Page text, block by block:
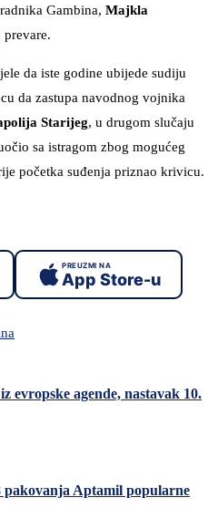
Gambina, Majkla
prevare.
da iste godine ubijede sudiju
da zastupa navodnog vojnika
Starijeg, u drugom slučaju
sa istragom zbog mogućeg
početka suđenja priznao krivicu.
PREUZMI NA
App Store-u
evropske agende, nastavak 10.
pakovanja Aptamil popularne